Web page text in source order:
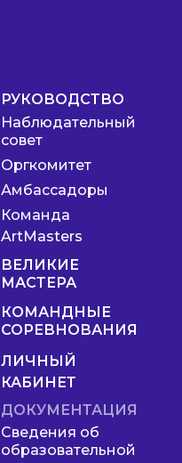
РУКОВОДСТВО
КОМАНДНЫЕ
СОРЕВНОВАНИЯ
ВЕЛИКИЕ
МАСТЕРА
Наблюдательный
совет
Амбассадоры
Команда
ArtMasters
ЛИЧНЫЙ
КАБИНЕТ
Оргкомитет
ДОКУМЕНТАЦИЯ
Сведения об
образовательной